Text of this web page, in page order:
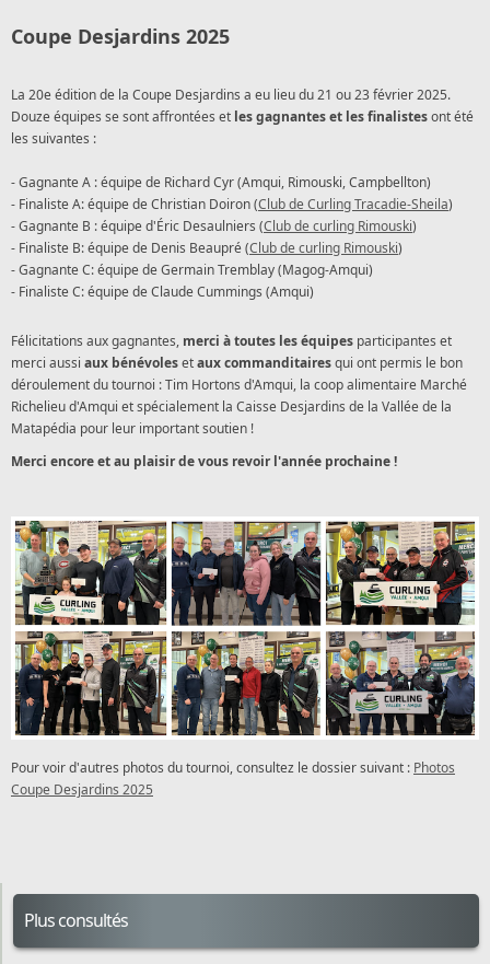
Coupe Desjardins 2025
La 20e édition de la Coupe Desjardins a eu lieu du 21 ou 23 février 2025.
Douze équipes se sont affrontées et les gagnantes et les finalistesont été
les suivantes :
- Gagnante A : équipe de Richard Cyr (Amqui, Rimouski, Campbellton)
- Finaliste A: équipe de Christian Doiron (Club de Curling Tracadie-Sheila)
- Gagnante B : équipe d'Éric Desaulniers (Club de curling Rimouski)
- Finaliste B: équipe de Denis Beaupré (Club de curling Rimouski)
- Gagnante C: équipe de Germain Tremblay (Magog-Amqui)
- Finaliste C: équipe de Claude Cummings (Amqui)
Félicitations aux gagnantes, merci à toutes les équipes participantes et
merci aussi aux bénévolesetaux commanditairesqui ont permis le bon
déroulement du tournoi : Tim Hortons d'Amqui, la coop alimentaire Marché
Richelieu d'Amqui et spécialement la Caisse Desjardins de la Vallée de la
Matapédia pour leur important soutien !
Merci encore et au plaisir de vous revoir l'année prochaine !
Pour voir d'autres photos du tournoi, consultez le dossier suivant : Photos
Coupe Desjardins 2025
Plus consultés